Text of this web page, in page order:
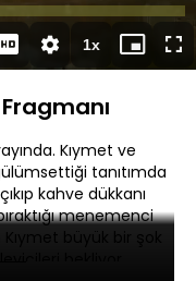
Süre
1xOynatma
Hızı
Mini
oynatıcı
Kıymet ve
tanıtımda
kahve dükkanı
menemenci
büyük bir şok
bekliyor.